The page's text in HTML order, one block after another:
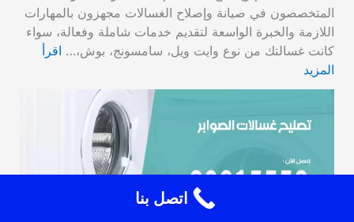
المتخصصون في صيانة وإصلاح الغسالات مجهزون بالمهارات
اللازمة والخبرة الواسعة لتقديم خدمات شاملة وفعالة، سواء
كانت غسالتك من نوع وايت ويل، سامسونج، بوش،… اقرأ
المزيد
اتصل بنا